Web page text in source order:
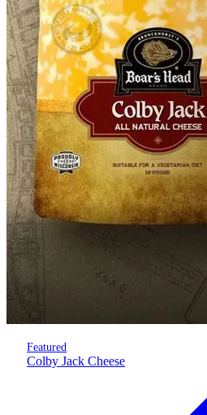
Featured
Colby Jack Cheese